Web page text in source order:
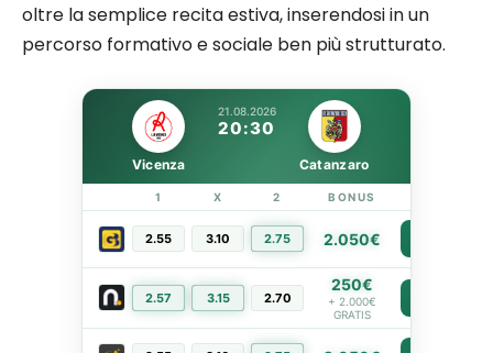
oltre la semplice recita estiva, inserendosi in un
percorso formativo e sociale ben più strutturato.
21.08.2026
20:30
Vicenza Catanzaro
1 X 2 BONUS
2.55 3.10 2.75 2.050€
2.57 3.15 2.70
250€
+ 2.000€
GRATIS